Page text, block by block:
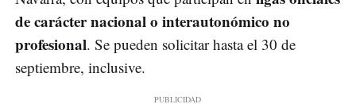
de carácter nacional o interautonómico no
profesional. Se pueden solicitar hasta el 30 de
septiembre, inclusive.